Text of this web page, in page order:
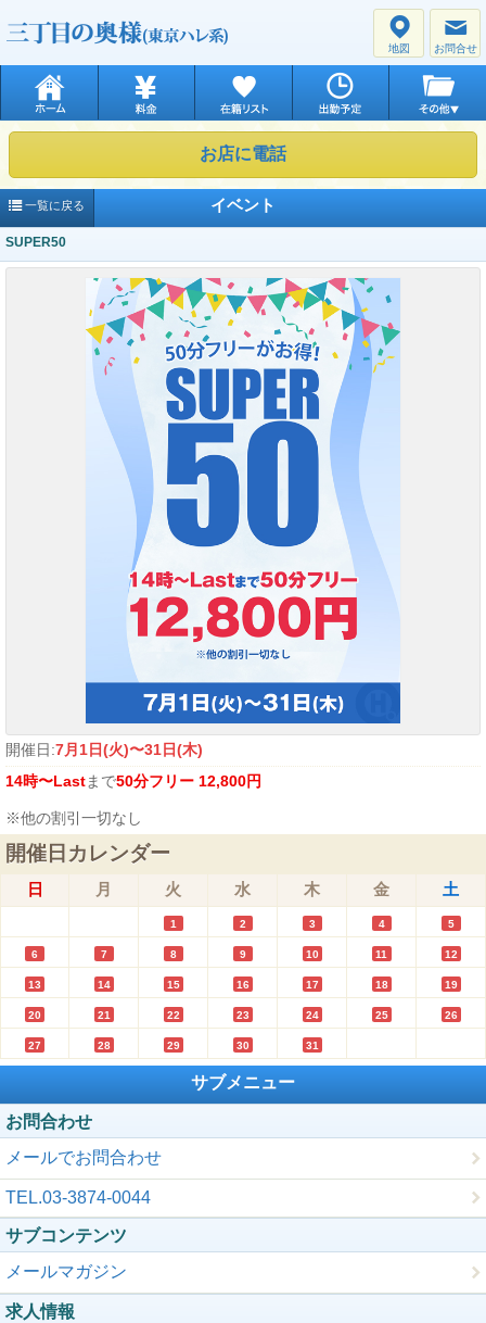
お問合せ
地図
お店に電話
イベント
一覧に戻る
SUPER50
開催日:7月1日(火)〜31日(木)
14時〜Lastまで50分フリー 12,800円
※他の割引一切なし
開催日カレンダー
日 月 火 水 木 金 土
1 2 3 4 5
6 7 8 9 10 11 12
13 14 15 16 17 18 19
20 21 22 23 24 25 26
27 28 29 30 31
サブメニュー
お問合わせ
メールでお問合わせ
TEL.03-3874-0044
サブコンテンツ
メールマガジン
求人情報